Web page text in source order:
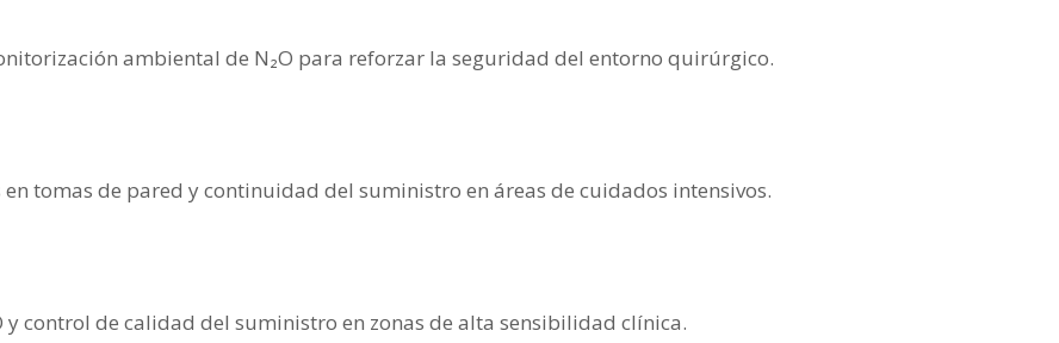
ambiental de N₂O para reforzar la seguridad del entorno quirúrgico.
tomas de pared y continuidad del suministro en áreas de cuidados intensivos.
control de calidad del suministro en zonas de alta sensibilidad clínica.